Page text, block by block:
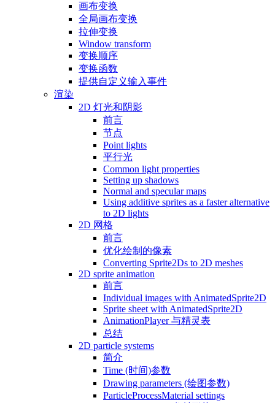
画布变换
全局画布变换
拉伸变换
Window transform
变换顺序
变换函数
提供自定义输入事件
渲染
2D 灯光和阴影
前言
节点
Point lights
平行光
Common light properties
Setting up shadows
Normal and specular maps
Using additive sprites as a faster alternative
to 2D lights
2D 网格
前言
优化绘制的像素
Converting Sprite2Ds to 2D meshes
2D sprite animation
前言
Individual images with AnimatedSprite2D
Sprite sheet with AnimatedSprite2D
AnimationPlayer 与精灵表
总结
2D particle systems
简介
Time (时间)参数
Drawing parameters (绘图参数)
ParticleProcessMaterial settings